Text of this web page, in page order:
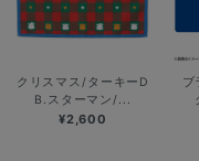
クリスマス/ターキーD
B.スターマン/...
¥2,600
ブ